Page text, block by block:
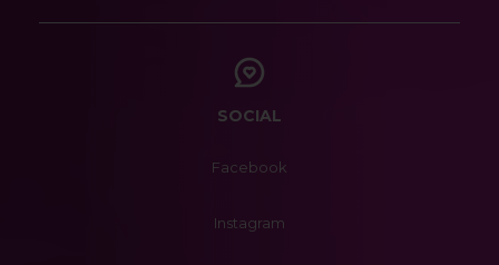
SOCIAL
Facebook
Instagram